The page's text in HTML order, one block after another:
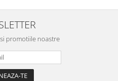
promotiile noastre